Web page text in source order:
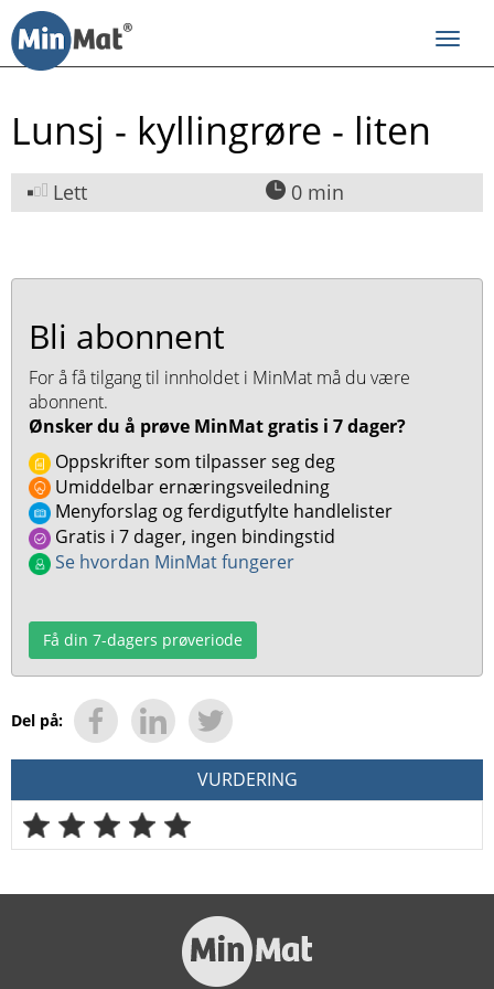
innhold
Lunsj - kyllingrøre - liten
Lett 0 min
Bli abonnent
For å få tilgang til innholdet i MinMat må du være
abonnent.
Ønsker du å prøve MinMat gratis i 7 dager?
Oppskrifter som tilpasser seg deg
Umiddelbar ernæringsveiledning
Menyforslag og ferdigutfylte handlelister
Gratis i 7 dager, ingen bindingstid
Se hvordan MinMat fungerer
Få din 7-dagers prøveriode
Del på:
VURDERING